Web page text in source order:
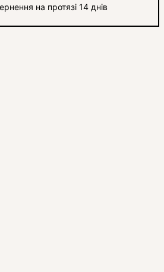
на протязі 14 днів